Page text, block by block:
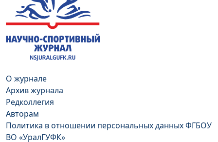
О журнале
Архив журнала
Редколлегия
Авторам
Политика в отношении персональных данных ФГБОУ
ВО «УралГУФК»